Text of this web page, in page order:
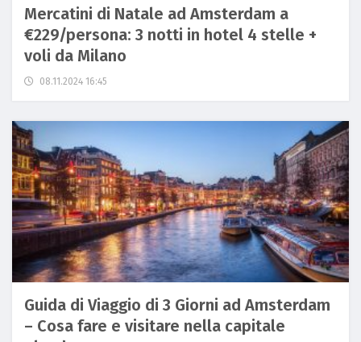
Mercatini di Natale ad Amsterdam a
€229/persona: 3 notti in hotel 4 stelle +
voli da Milano
08.11.2024 16:45
Guida di Viaggio di 3 Giorni ad Amsterdam
– Cosa fare e visitare nella capitale